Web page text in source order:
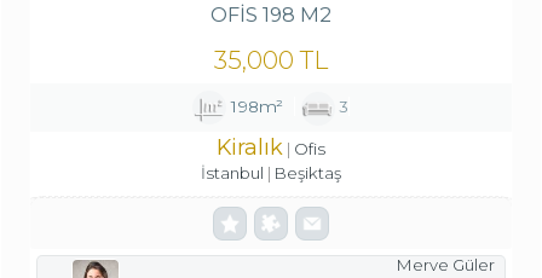
OFIS 198 M2
35,000 TL
198m² 3
Kiralık
Ofis
İstanbul
Beşiktaş
Merve Güler